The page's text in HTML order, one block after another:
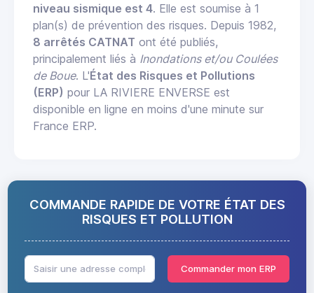
niveau sismique est 4. Elle est soumise à 1
plan(s) de prévention des risques. Depuis 1982,
8 arrêtés CATNAT ont été publiés,
principalement liés à Inondations et/ou Coulées
de Boue. L'État des Risques et Pollutions
(ERP) pour LA RIVIERE ENVERSE est
disponible en ligne en moins d'une minute sur
France ERP.
COMMANDE RAPIDE DE VOTRE ÉTAT DES
RISQUES ET POLLUTION
Commander mon ERP